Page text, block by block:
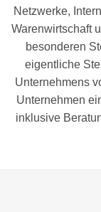
Netzwerke,
Warenwirtschaft
besonderen
eigentliche
Unternehmens
Unternehmen
inklusive